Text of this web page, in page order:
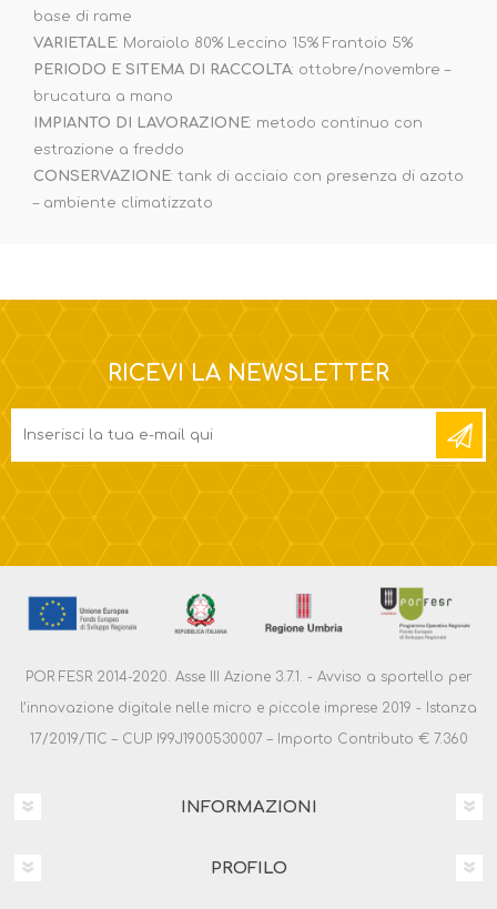
base di rame
VARIETALE: Moraiolo 80% Leccino 15% Frantoio 5%
PERIODO E SITEMA DI RACCOLTA: ottobre/novembre –
brucatura a mano
IMPIANTO DI LAVORAZIONE: metodo continuo con
estrazione a freddo
CONSERVAZIONE: tank di acciaio con presenza di azoto
– ambiente climatizzato
RICEVI LA NEWSLETTER
POR FESR 2014-2020. Asse III Azione 3.7.1. - Avviso a sportello per
l’innovazione digitale nelle micro e piccole imprese 2019 - Istanza
17/2019/TIC – CUP I99J1900530007 – Importo Contributo € 7.360
INFORMAZIONI
PROFILO